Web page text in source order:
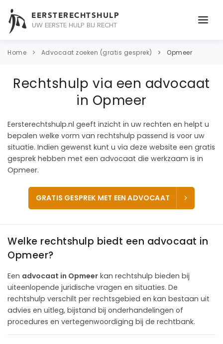
EERSTERECHTSHULP
UW EERSTE HULP BIJ RECHT
ONDERWERPEN
CONTACT
Home Advocaat zoeken (gratis gesprek) Opmeer
Rechtshulp via een advocaat
in Opmeer
Eersterechtshulp.nl geeft inzicht in uw rechten en helpt u
bepalen welke vorm van rechtshulp passend is voor uw
situatie. Indien gewenst kunt u via deze website een gratis
gesprek hebben met een advocaat die werkzaam is in
Opmeer.
GRATIS GESPREK MET EEN ADVOCAAT
Welke rechtshulp biedt een advocaat in
Opmeer?
Een advocaat in Opmeer kan rechtshulp bieden bij
uiteenlopende juridische vragen en situaties. De
rechtshulp verschilt per rechtsgebied en kan bestaan uit
advies en uitleg, bijstand bij onderhandelingen of
procedures en vertegenwoordiging bij de rechtbank.